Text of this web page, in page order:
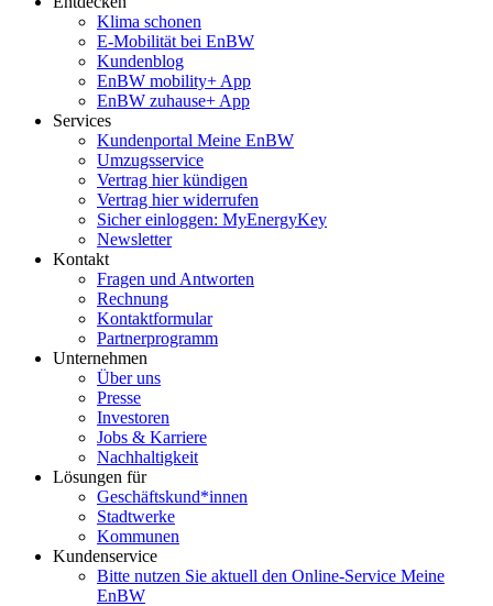
Klima schonen
E-Mobilität bei EnBW
Kundenblog
EnBW mobility+ App
EnBW zuhause+ App
Services
Kundenportal Meine EnBW
Umzugsservice
Vertrag hier kündigen
Vertrag hier widerrufen
Sicher einloggen: MyEnergyKey
Newsletter
Kontakt
Fragen und Antworten
Rechnung
Kontaktformular
Partnerprogramm
Unternehmen
Über uns
Presse
Investoren
Jobs & Karriere
Nachhaltigkeit
Lösungen für
Geschäftskund*innen
Stadtwerke
Kommunen
Kundenservice
Bitte nutzen Sie aktuell den Online-Service Meine
EnBW